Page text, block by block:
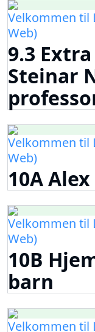
Velkommen til
Web)
9.3
Steinar
Velkommen til
Web)
10A
Velkommen til
Web)
10B
barn
Velkommen til